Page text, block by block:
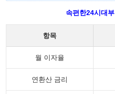
속편한24시대부
항목
월 이자율
연환산 금리